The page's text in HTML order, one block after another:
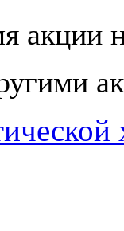
акции